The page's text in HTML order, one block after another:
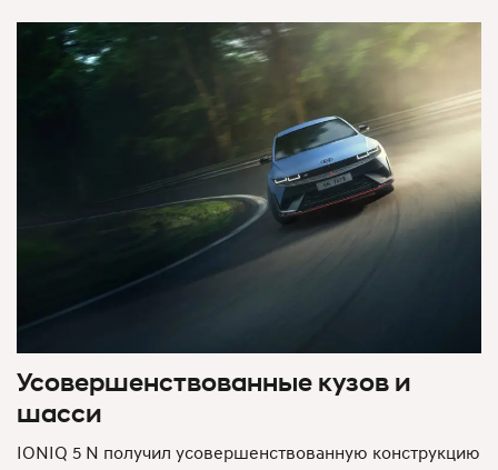
Усовершенствованные кузов и
шасси
IONIQ 5 N получил усовершенствованную конструкцию